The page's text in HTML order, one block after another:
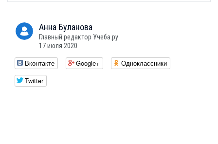
Анна Буланова
Главный редактор Учеба.ру
17 июля 2020
Вконтакте Google+
Одноклассники
Twitter